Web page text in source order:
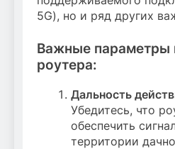
5G), но и ряд других
Важные параметры
роутера:
Дальность
Убедитесь, что
обеспечить
территории